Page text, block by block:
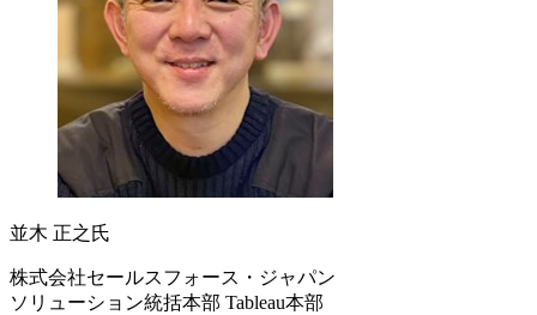
並木 正之氏
株式会社セールスフォース・ジャパン
ソリューション統括本部 Tableau本部